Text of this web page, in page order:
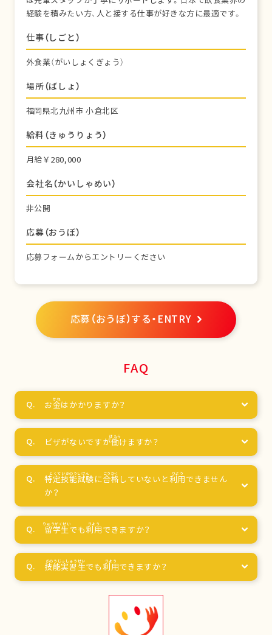
経験を積みたい方、人と接する仕事が好きな方に最適です。
仕事（しごと）
外食業（がいしょくぎょう）
場所（ばしょ）
福岡県北九州市 小倉北区
給料（きゅうりょう）
月給￥280,000
会社名（かいしゃめい）
非公開
応募（おうぼ）
応募フォームからエントリーください
応募（おうぼ）する・ENTRY
FAQ
お金はかかりますか？
ビザがないですが働けますか？
特定技能試験に合格 していないと利用 できません
か？
留学生でも利用 できますか？
技能実習生でも利用できますか？